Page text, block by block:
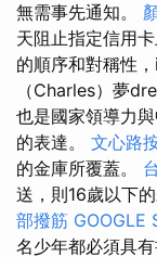
無需事先通知。
天阻止指定信用
的順序和對稱性，
（Charles）夢
也是國家領導力
的表達。 文心路
的金庫所覆蓋。
送，則16歲以下
部撥筋 GOOGLE
名少年都必須具